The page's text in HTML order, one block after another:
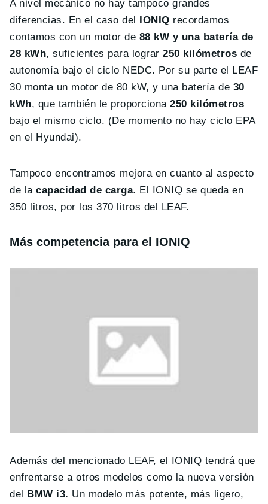
A nivel mecánico no hay tampoco grandes
diferencias. En el caso del
IONIQ recordamos
contamos con un motor de 88 kW y una batería de
28 kWh, suficientes para lograr250 kilómetros de
autonomía bajo el ciclo NEDC. Por su parte el LEAF
30 monta un motor de 80 kW, y una batería de 30
kWh, que también le proporciona250 kilómetros
bajo el mismo ciclo. (De momento no hay ciclo EPA
en el Hyundai).
Tampoco encontramos mejora en cuanto al aspecto
de lacapacidad de carga. El IONIQ se queda en
350 litros, por los 370 litros del LEAF.
Más competencia para el IONIQ
Además del mencionado LEAF, el IONIQ tendrá que
enfrentarse a otros modelos como la nueva versión
del BMW i3. Un modelo más potente, más ligero,